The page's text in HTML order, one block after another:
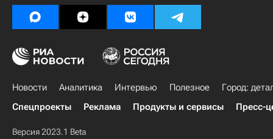
Новости Аналитика Интервью Полезное
Город:
Спецпроекты
Реклама Продукты и сервисы Пресс-
Версия 2023.1 Beta